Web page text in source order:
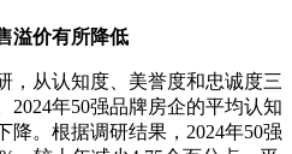
溢价有所降低
从认知度、美誉度和忠诚度三
2024年50强品牌房企的平均认知
降。根据调研结果，2024年50强